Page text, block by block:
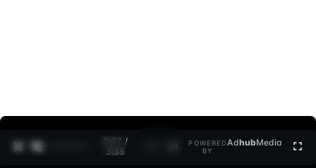
0:27 /
3:35
POWERED
BY
AdhubMedia